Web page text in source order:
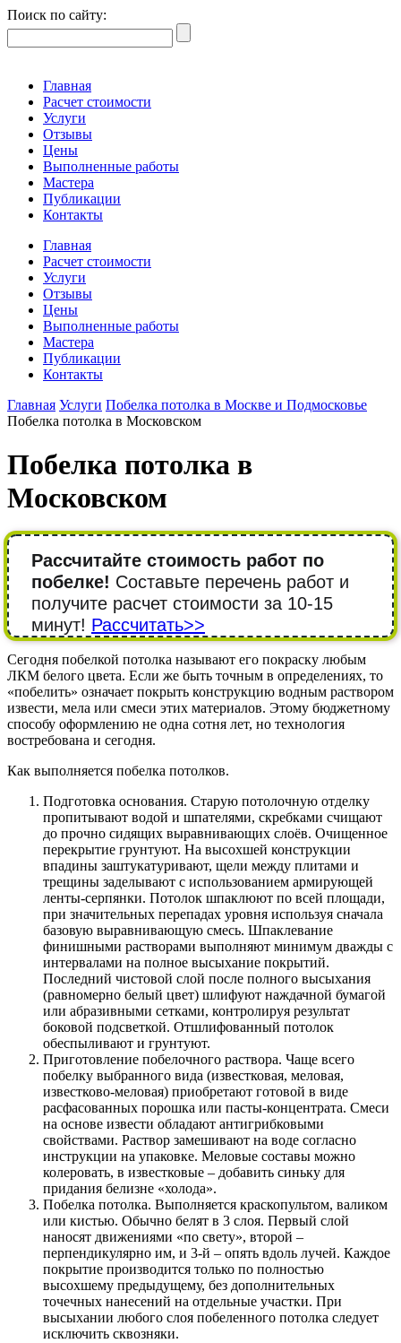
Поиск по сайту:
Главная
Расчет стоимости
Услуги
Отзывы
Цены
Выполненные работы
Мастера
Публикации
Контакты
Главная
Расчет стоимости
Услуги
Отзывы
Цены
Выполненные работы
Мастера
Публикации
Контакты
Главная Услуги Побелка потолка в Москве и Подмосковье
Побелка потолка в Московском
Побелка потолка в
Московском
Рассчитайте стоимость работ по
побелке! Составьте перечень работ и
получите расчет стоимости за 10-15
минут! Рассчитать>>
Сегодня побелкой потолка называют его покраску любым
ЛКМ белого цвета. Если же быть точным в определениях, то
«побелить» означает покрыть конструкцию водным раствором
извести, мела или смеси этих материалов. Этому бюджетному
способу оформлению не одна сотня лет, но технология
востребована и сегодня.
Как выполняется побелка потолков.
Подготовка основания. Старую потолочную отделку
пропитывают водой и шпателями, скребками счищают
до прочно сидящих выравнивающих слоёв. Очищенное
перекрытие грунтуют. На высохшей конструкции
впадины заштукатуривают, щели между плитами и
трещины заделывают с использованием армирующей
ленты-серпянки. Потолок шпаклюют по всей площади,
при значительных перепадах уровня используя сначала
базовую выравнивающую смесь. Шпаклевание
финишными растворами выполняют минимум дважды с
интервалами на полное высыхание покрытий.
Последний чистовой слой после полного высыхания
(равномерно белый цвет) шлифуют наждачной бумагой
или абразивными сетками, контролируя результат
боковой подсветкой. Отшлифованный потолок
обеспыливают и грунтуют.
Приготовление побелочного раствора. Чаще всего
побелку выбранного вида (известковая, меловая,
известково-меловая) приобретают готовой в виде
расфасованных порошка или пасты-концентрата. Смеси
на основе извести обладают антигрибковыми
свойствами. Раствор замешивают на воде согласно
инструкции на упаковке. Меловые составы можно
колеровать, в известковые – добавить синьку для
придания белизне «холода».
Побелка потолка. Выполняется краскопультом, валиком
или кистью. Обычно белят в 3 слоя. Первый слой
наносят движениями «по свету», второй –
перпендикулярно им, и 3-й – опять вдоль лучей. Каждое
покрытие производится только по полностью
высохшему предыдущему, без дополнительных
точечных нанесений на отдельные участки. При
высыхании любого слоя побеленного потолка следует
исключить сквозняки.